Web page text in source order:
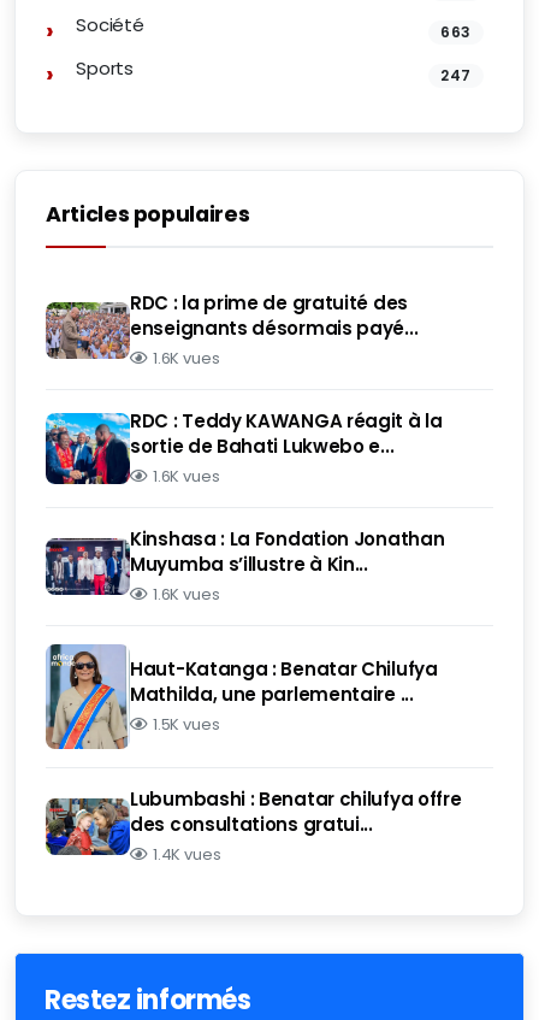
Société 663
Sports 247
Articles populaires
RDC : la prime de gratuité des
enseignants désormais payé...
1.6K vues
RDC : Teddy KAWANGA réagit à la
sortie de Bahati Lukwebo e...
1.6K vues
Kinshasa : La Fondation Jonathan
Muyumba s’illustre à Kin...
1.6K vues
Haut-Katanga : Benatar Chilufya
Mathilda, une parlementaire ...
1.5K vues
Lubumbashi : Benatar chilufya offre
des consultations gratui...
1.4K vues
Restez informés